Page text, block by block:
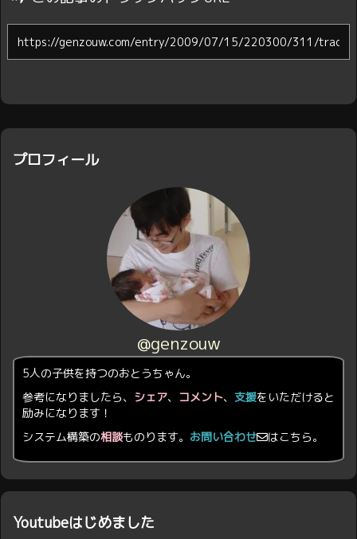
プロフィール
@genzouw
5人の子供を持つのおとうちゃん。
参考になりましたら、 シェア、 コメント、 支援をいただけると
励みになります！
システム構築の相談ものります。 お問い合わせ はこちら。
Youtubeはじめました